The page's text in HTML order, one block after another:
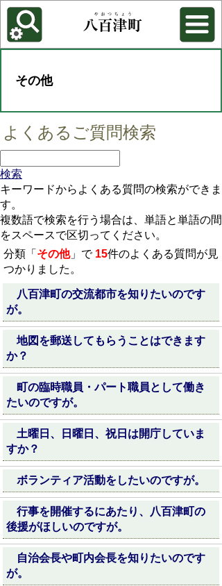
各種機能
背景色を変更する
その他
よくあるご質問検索
検索
キーワードからよくある質問の検索ができま
す。
複数語で検索を行う場合は、単語と単語の間
をスペースで区切ってください。
分類「 その他」で 15件のよくある質問が見
つかりました。
八百津町の交流都市を知りたいのです
が。
地図を郵送してもらうことはできます
か？
町の臨時職員・パート職員として働き
たいのですが。
土曜日、日曜日、祝日は開庁していま
すか？
ボランティア活動をしたいのですが。
行事を開催するにあたり、八百津町の
後援がほしいのですが。
自治会長や町内会長を知りたいのです
が。